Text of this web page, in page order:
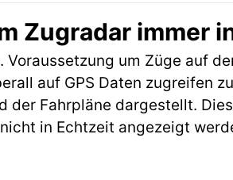
Zugradar immer
um Züge auf
auf GPS Daten zugreifen
der Fahrpläne dargestellt.
in Echtzeit angezeigt